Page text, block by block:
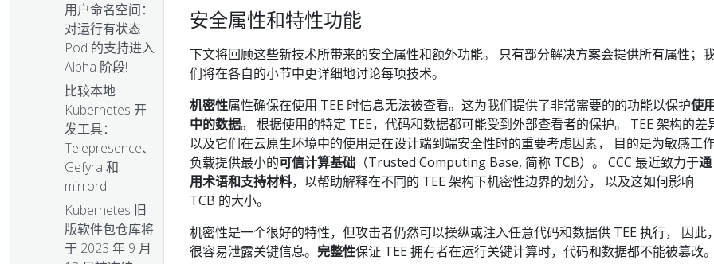
用户命名空间：
对运行有状态
Pod 的支持进入
Alpha 阶段!
比较本地
Kubernetes 开
发工具：
Telepresence、
Gefyra 和
mirrord
Kubernetes 旧
版软件包仓库将
于 2023 年 9 月
安全属性和特性功能
下文将回顾这些新技术所带来的安全属性和额外功能。 只有部分解决方案会提供所有属性；
们将在各自的小节中更详细地讨论每项技术。
机密性属性确保在使用 TEE 时信息无法被查看。这为我们提供了非常需要的的功能以保护使
中的数据。 根据使用的特定 TEE，代码和数据都可能受到外部查看者的保护。 TEE 架构的差
以及它们在云原生环境中的使用是在设计端到端安全性时的重要考虑因素， 目的是为敏感工
负载提供最小的可信计算基础 （Trusted Computing Base, 简称 TCB）。 CCC 最近致力于通
用术语和支持材料，以帮助解释在不同的 TEE 架构下机密性边界的划分， 以及这如何影响
TCB 的大小。
机密性是一个很好的特性，但攻击者仍然可以操纵或注入任意代码和数据供 TEE 执行， 因此，
很容易泄露关键信息。 完整性保证 TEE 拥有者在运行关键计算时，代码和数据都不能被篡改。